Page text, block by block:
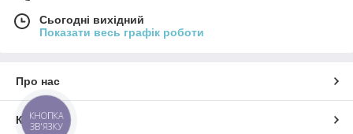
Сьогодні вихідний
Показати весь графік роботи
Про нас
Контакти
КНОПКА
ЗВ'ЯЗКУ